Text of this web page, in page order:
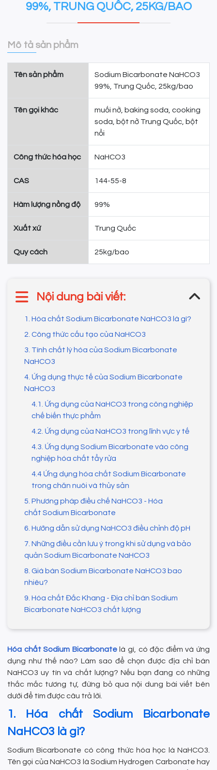
99%, TRUNG QUỐC, 25KG/BAO
Mô tả sản phẩm
Tên sản phẩm
Sodium Bicarbonate NaHCO3
99%, Trung Quốc, 25kg/bao
Tên gọi khác
muối nở, baking soda, cooking
soda, bột nở Trung Quốc, bột
nổi
Công thức hóa học NaHCO3
CAS 144-55-8
Hàm lượng nồng độ 99%
Xuất xứ Trung Quốc
Quy cách 25kg/bao
Nội dung bài viết:
1. Hóa chất Sodium Bicarbonate NaHCO3 là gì?
2. Công thức cấu tạo của NaHCO3
3. Tính chất lý hóa của Sodium Bicarbonate
NaHCO3
4. Ứng dụng thực tế của Sodium Bicarbonate
NaHCO3
4.1. Ứng dụng của NaHCO3 trong công nghiệp
chế biến thực phẩm
4.2. Ứng dụng của NaHCO3 trong lĩnh vực y tế
4.3. Ứng dụng Sodium Bicarbonate vào công
nghiệp hóa chất tẩy rửa
4.4 Ứng dụng hóa chất Sodium Bicarbonate
trong chăn nuôi và thủy sản
5. Phương pháp điều chế NaHCO3 - Hóa
chất Sodium Bicarbonate
6. Hướng dẫn sử dụng NaHCO3 điều chỉnh độ pH
7. Những điều cần lưu ý trong khi sử dụng và bảo
quản Sodium Bicarbonate NaHCO3
8. Giá bán Sodium Bicarbonate NaHCO3 bao
nhiêu?
9. Hóa chất Đắc Khang - Địa chỉ bán Sodium
Bicarbonate NaHCO3 chất lượng
Hóa chất Sodium Bicarbonatelà gì, có đặc điểm và ứng
dụng như thế nào? Làm sao để chọn được địa chỉ bán
NaHCO3 uy tín và chất lượng? Nếu bạn đang có những
thắc mắc tương tự, đừng bỏ qua nội dung bài viết bên
dưới để tìm được câu trả lời.
1. Hóa chất Sodium Bicarbonate
NaHCO3 là gì?
Sodium Bicarbonate có công thức hóa học là NaHCO3.
Tên gọi của NaHCO3 là Sodium Hydrogen Carbonate hay